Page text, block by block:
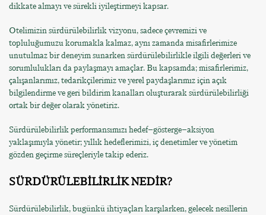
dikkate almayı ve sürekli iyileştirmeyi kapsar.
Otelimizin sürdürülebilirlik vizyonu, sadece çevremizi ve
topluluğumuzu korumakla kalmaz, aynı zamanda misafirlerimize
unutulmaz bir deneyim sunarken sürdürülebilirlikle ilgili değerleri ve
sorumlulukları da paylaşmayı amaçlar. Bu kapsamda; misafirlerimiz,
çalışanlarımız, tedarikçilerimiz ve yerel paydaşlarımız için açık
bilgilendirme ve geri bildirim kanalları oluşturarak sürdürülebilirliği
ortak bir değer olarak yönetiriz.
Sürdürülebilirlik performansımızı hedef–gösterge–aksiyon
yaklaşımıyla yönetir; yıllık hedeflerimizi, iç denetimler ve yönetim
gözden geçirme süreçleriyle takip ederiz.
SÜRDÜRÜLEBİLİRLİK NEDİR?
Sürdürülebilirlik, bugünkü ihtiyaçları karşılarken, gelecek nesillerin